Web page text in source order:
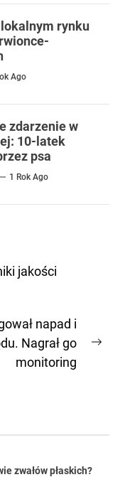
rynku
Ago
zdarzenie w
10-latek
psa
1 Rok Ago
jakości
napad i
Nagrał go
monitoring
zwałów płaskich?